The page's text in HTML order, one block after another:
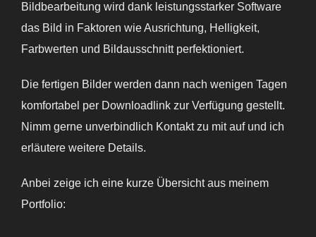
Bildbearbeitung wird dank leistungsstarker Software
das Bild in Faktoren wie Ausrichtung, Helligkeit,
Farbwerten und Bildausschnitt perfektioniert.
Die fertigen Bilder werden dann nach wenigen Tagen
komfortabel per Downloadlink zur Verfügung gestellt.
Nimm gerne unverbindlich Kontakt zu mit auf und ich
erläutere weitere Details.
Anbei zeige ich eine kurze Übersicht aus meinem
Portfolio: